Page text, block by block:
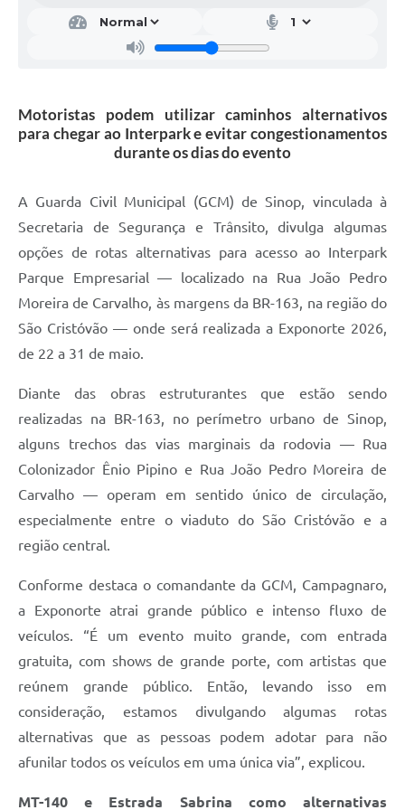
Motoristas podem utilizar caminhos alternativos
para chegar ao Interpark e evitar congestionamentos
durante os dias do evento
A Guarda Civil Municipal (GCM) de Sinop, vinculada à
Secretaria de Segurança e Trânsito, divulga algumas
opções de rotas alternativas para acesso ao Interpark
Parque Empresarial — localizado na Rua João Pedro
Moreira de Carvalho, às margens da BR-163, na região do
São Cristóvão — onde será realizada a Exponorte 2026,
de 22 a 31 de maio.
Diante das obras estruturantes que estão sendo
realizadas na BR-163, no perímetro urbano de Sinop,
alguns trechos das vias marginais da rodovia — Rua
Colonizador Ênio Pipino e Rua João Pedro Moreira de
Carvalho — operam em sentido único de circulação,
especialmente entre o viaduto do São Cristóvão e a
região central.
Conforme destaca o comandante da GCM, Campagnaro,
a Exponorte atrai grande público e intenso fluxo de
veículos. “É um evento muito grande, com entrada
gratuita, com shows de grande porte, com artistas que
reúnem grande público. Então, levando isso em
consideração, estamos divulgando algumas rotas
alternativas que as pessoas podem adotar para não
afunilar todos os veículos em uma única via”, explicou.
MT-140 e Estrada Sabrina como alternativas